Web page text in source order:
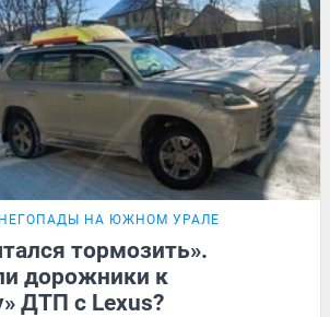
НА ЮЖНОМ УРАЛЕ
тормозить».
дорожники к
ДТП с Lexus?